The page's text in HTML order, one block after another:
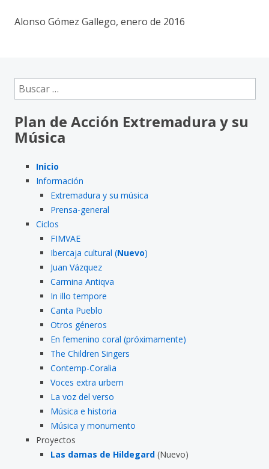
Alonso Gómez Gallego, enero de 2016
Buscar:
Plan de Acción Extremadura y su
Música
Inicio
Información
Extremadura y su música
Prensa-general
Ciclos
FIMVAE
Ibercaja cultural (Nuevo)
Juan Vázquez
Carmina Antiqva
In illo tempore
Canta Pueblo
Otros géneros
En femenino coral (próximamente)
The Children Singers
Contemp-Coralia
Voces extra urbem
La voz del verso
Música e historia
Música y monumento
Proyectos
Las damas de Hildegard (Nuevo)